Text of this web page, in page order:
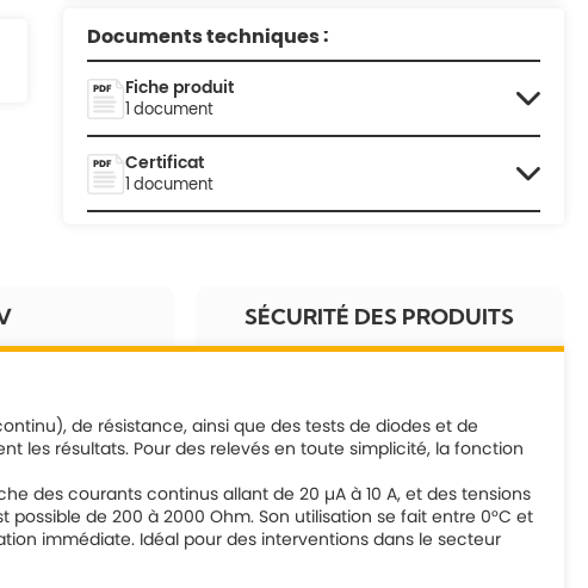
Documents techniques :
Fiche produit
1 document
Certificat
1 document
SÉCURITÉ DES PRODUITS
de résistance, ainsi que des tests de diodes et de
les résultats. Pour des relevés en toute simplicité, la fonction
des courants continus allant de 20 µA à 10 A, et des tensions
de 200 à 2000 Ohm. Son utilisation se fait entre 0°C et
immédiate. Idéal pour des interventions dans le secteur